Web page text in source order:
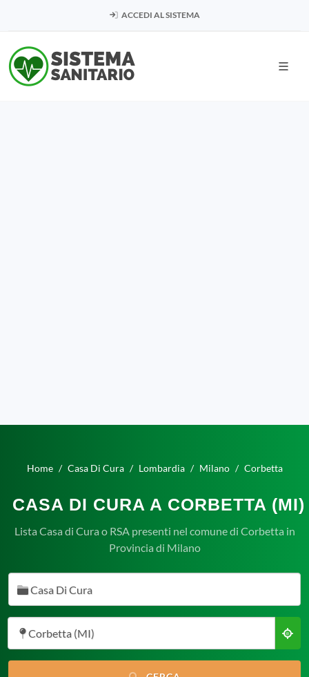
ACCEDI AL SISTEMA
Home Casa Di Cura Lombardia Milano Corbetta
CASA DI CURA A CORBETTA (MI)
Lista Casa di Cura o RSA presenti nel comune di Corbetta in
Provincia di Milano
Casa Di Cura
Corbetta (MI)